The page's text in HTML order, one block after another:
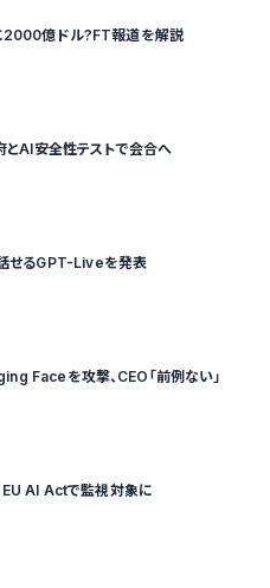
億ドル?FT報道を解説
AI安全性テストで会合へ
せるGPT-Liveを発表
Faceを攻撃、CEO「前例ない」
AI Actで監視対象に